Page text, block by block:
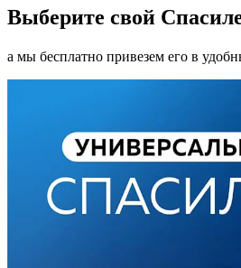
Выберите свой
а мы бесплатно привезем его в